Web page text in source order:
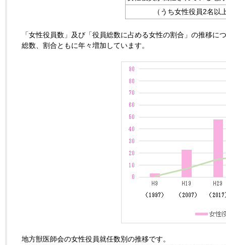
（うち女性役員2名以
「女性役員数」及び「役員総数に占める女性の割合」の推移に
総数、割合ともに年々増加しています。
地方獣医師会の女性役員就任数別の推移です。